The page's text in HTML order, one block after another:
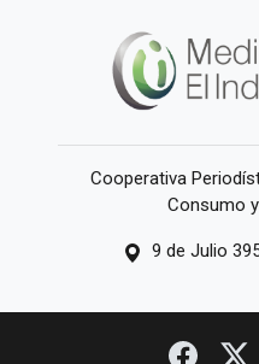
Cooperativa
Consumo
9 de Julio